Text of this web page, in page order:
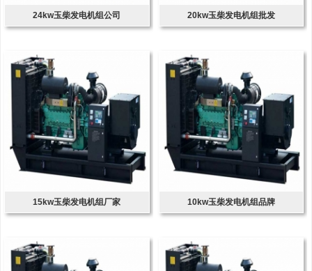
24kw玉柴发电机组公司 20kw玉柴发电机组批发
15kw玉柴发电机组厂家 10kw玉柴发电机组品牌